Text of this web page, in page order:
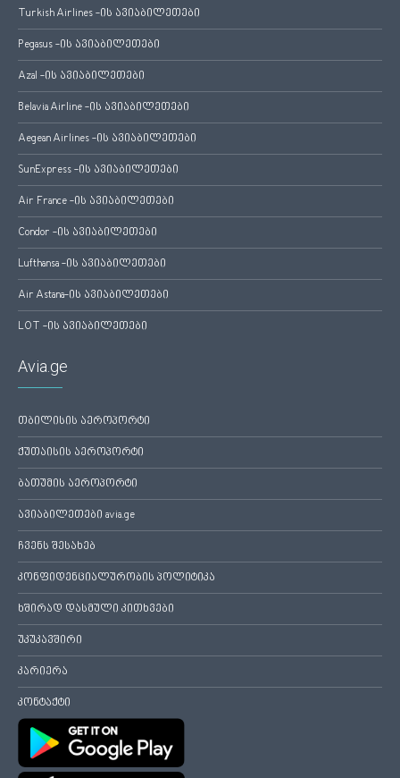
Turkish Airlines -ის ავიაბილეთები
Pegasus -ის ავიაბილეთები
Azal -ის ავიაბილეთები
Belavia Airline -ის ავიაბილეთები
Aegean Airlines -ის ავიაბილეთები
SunExpress -ის ავიაბილეთები
Air France -ის ავიაბილეთები
Condor -ის ავიაბილეთები
Lufthansa -ის ავიაბილეთები
Air Astana-ის ავიაბილეთები
LOT -ის ავიაბილეთები
Avia.ge
თბილისის აეროპორტი
ქუთაისის აეროპორტი
ბათუმის აეროპორტი
ავიაბილეთები avia.ge
ჩვენს შესახებ
კონფიდენციალურობის პოლიტიკა
ხშირად დასმული კითხვები
უკუკავშირი
კარიერა
კონტაქტი